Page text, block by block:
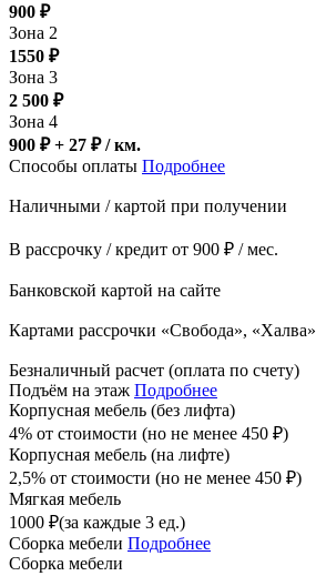
900 ₽
Зона 2
1550 ₽
Зона 3
2 500 ₽
Зона 4
900 ₽ + 27 ₽/ км.
Способы оплаты Подробнее
Наличными / картой при получении
В рассрочку / кредит от 900 ₽ / мес.
Банковской картой на сайте
Картами рассрочки «Свобода», «Халва»
Безналичный расчет (оплата по счету)
Подъём на этаж Подробнее
Корпусная мебель (без лифта)
4% от стоимости (но не менее 450 ₽)
Корпусная мебель (на лифте)
2,5% от стоимости (но не менее 450 ₽)
Мягкая мебель
1000 ₽(за каждые 3 ед.)
Сборка мебели Подробнее
Сборка мебели